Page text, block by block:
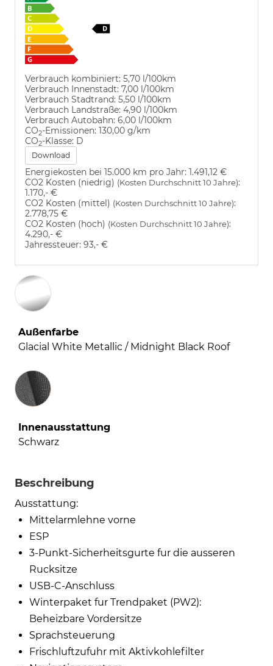
Verbrauch kombiniert: 5,70 l/100km
Verbrauch Innenstadt: 7,00 l/100km
Verbrauch Stadtrand: 5,50 l/100km
Verbrauch Landstraße: 4,90 l/100km
Verbrauch Autobahn: 6,00 l/100km
CO2-Emissionen: 130,00 g/km
CO2-Klasse: D
Download
Energiekosten bei 15.000 km pro Jahr: 1.491,12 €
CO2 Kosten (niedrig) (Kosten Durchschnitt 10 Jahre):
1.170,- €
CO2 Kosten (mittel) (Kosten Durchschnitt 10 Jahre):
2.778,75 €
CO2 Kosten (hoch) (Kosten Durchschnitt 10 Jahre):
4.290,- €
Jahressteuer: 93,- €
Außenfarbe
Glacial White Metallic / Midnight Black Roof
Innenausstattung
Innenausstattung
Schwarz
Beschreibung
Ausstattung:
Mittelarmlehne vorne
ESP
3-Punkt-Sicherheitsgurte fur die ausseren
Rucksitze
USB-C-Anschluss
Winterpaket fur Trendpaket (PW2):
Beheizbare Vordersitze
Sprachsteuerung
Frischluftzufuhr mit Aktivkohlefilter